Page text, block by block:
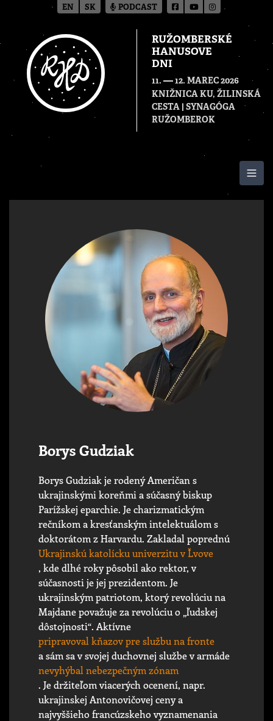
RUŽOMBERSKÉ
HANUSOVE
DNI
11. — 12. MAREC 2026
KNIŽNICA KU, ŽILINSKÁ
CESTA | SYNAGÓGA
RUŽOMBEROK
Borys Gudziak
Borys Gudziak je rodený Američan s
ukrajinskými koreňmi a súčasný biskup
Parížskej eparchie. Je charizmatickým
rečníkom a kresťanským intelektuálom s
doktorátom z Harvardu. Zakladal poprednú
Ukrajinskú katolícku univerzitu v Ľvove
, kde dlhé roky pôsobil ako rektor, v
súčasnosti je jej prezidentom. Je
ukrajinským patriotom, ktorý revolúciu na
Majdane považuje za revolúciu o „ľudskej
dôstojnosti“. Aktívne
pripravoval kňazov pre službu na fronte
a sám sa v svojej duchovnej službe v armáde
nevyhýbal nebezpečným zónam
. Je držiteľom viacerých ocenení, napr.
ukrajinskej Antonovičovej ceny a
najvyššieho francúzskeho vyznamenania
EN SK PODCAST